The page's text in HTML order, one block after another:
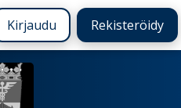
Kirjaudu Rekisteröidy